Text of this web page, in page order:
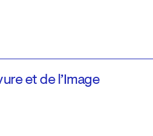
et de l’Image